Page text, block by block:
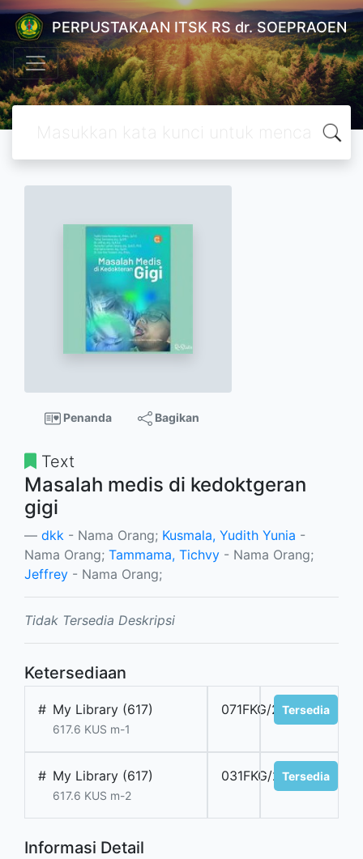
PERPUSTAKAAN ITSK RS dr. SOEPRAOEN
Penanda Bagikan
Text
Masalah medis di kedoktgeran
gigi
dkk - Nama Orang; Kusmala, Yudith Yunia -
Nama Orang; Tammama, Tichvy - Nama Orang;
Jeffrey - Nama Orang;
Tidak Tersedia Deskripsi
Ketersediaan
# My Library (617)
617.6 KUS m-1
071FKG/24Tersedia
# My Library (617)
617.6 KUS m-2
031FKG/26Tersedia
Informasi Detail